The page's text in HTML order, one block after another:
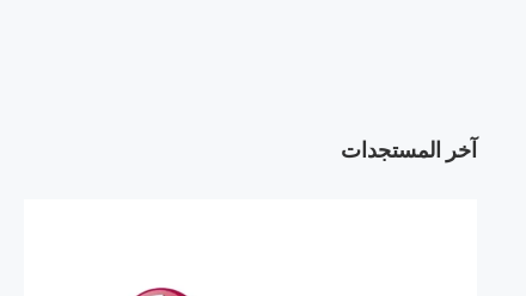
آخر المستجدات